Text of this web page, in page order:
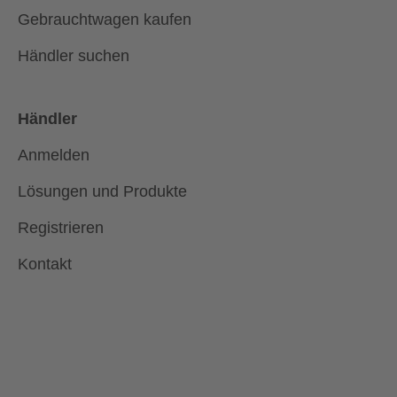
Gebrauchtwagen kaufen
Händler suchen
Händler
Anmelden
Lösungen und Produkte
Registrieren
Kontakt